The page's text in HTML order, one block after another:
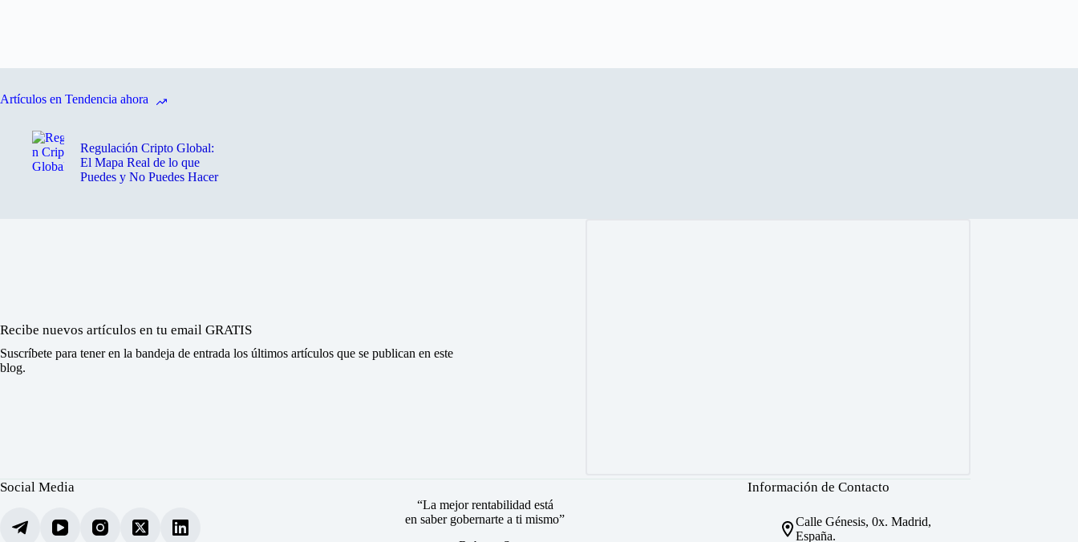
Artículos en Tendencia ahora
Regulación Cripto Global:
El Mapa Real de lo que
Puedes y No Puedes Hacer
Recibe nuevos artículos en tu email GRATIS
Suscríbete para tener en la bandeja de entrada los últimos artículos que se publican en este
blog.
Social Media
“La mejor rentabilidad está
en saber gobernarte a ti mismo”
Información de Contacto
Calle Génesis, 0x. Madrid,
España.